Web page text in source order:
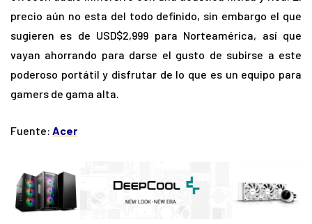
precio aún no esta del todo definido, sin embargo el que
sugieren es de USD$2,999 para Norteamérica, así que
vayan ahorrando para darse el gusto de subirse a este
poderoso portátil y disfrutar de lo que es un equipo para
gamers de gama alta.
Fuente: Acer